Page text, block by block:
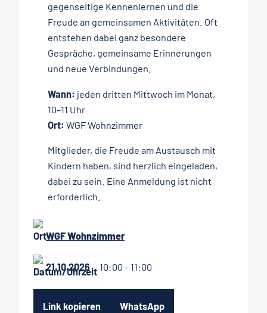
gegenseitige Kennenlernen und die
Freude an gemeinsamen Aktivitäten. Oft
entstehen dabei ganz besondere
Gespräche, gemeinsame Erinnerungen
und neue Verbindungen.
Wann: jeden dritten Mittwoch im Monat,
10–11 Uhr
Ort: WGF Wohnzimmer
Mitglieder, die Freude am Austausch mit
Kindern haben, sind herzlich eingeladen,
dabei zu sein. Eine Anmeldung ist nicht
erforderlich.
WGF Wohnzimmer
21.10.2026 10:00 – 11:00
Link kopieren WhatsApp